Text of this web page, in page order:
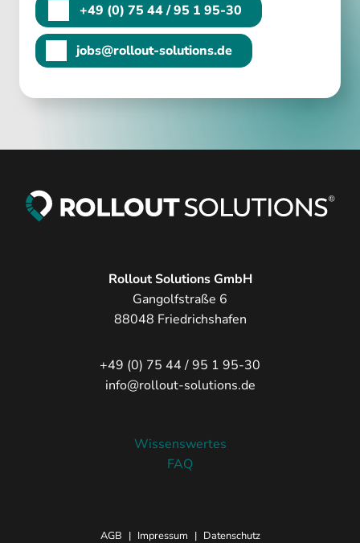
+49 (0) 75 44 / 95 1 95-30
jobs@rollout-solutions.de
Rollout Solutions GmbH
Gangolfstraße 6
88048 Friedrichshafen
+49 (0) 75 44 / 95 1 95-30
info@rollout-solutions.de
Wissenswertes
FAQ
AGB | Impressum | Datenschutz